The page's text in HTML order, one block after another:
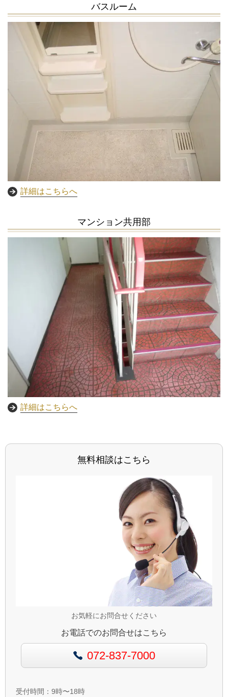
バスルーム
詳細はこちらへ
マンション共用部
詳細はこちらへ
無料相談はこちら
お気軽にお問合せください
お電話でのお問合せはこちら
072-837-7000
受付時間：9時〜18時